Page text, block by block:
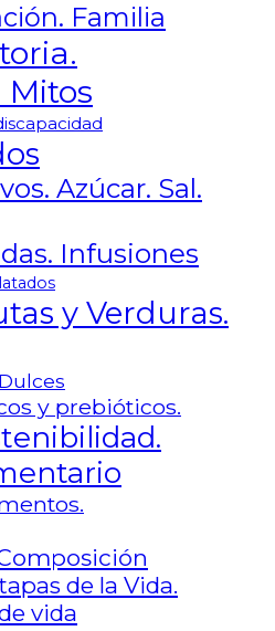
Familia
Mitos
Azúcar. Sal.
Infusiones
y Verduras.
y prebióticos.
de la Vida.
vida